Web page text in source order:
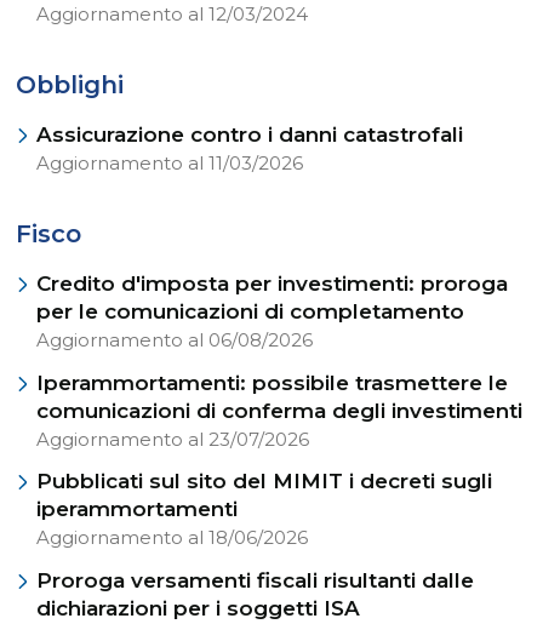
Aggiornamento al 12/03/2024
Obblighi
Assicurazione contro i danni catastrofali
Aggiornamento al 11/03/2026
Fisco
Credito d'imposta per investimenti: proroga
per le comunicazioni di completamento
Aggiornamento al 06/08/2026
Iperammortamenti: possibile trasmettere le
comunicazioni di conferma degli investimenti
Aggiornamento al 23/07/2026
Pubblicati sul sito del MIMIT i decreti sugli
iperammortamenti
Aggiornamento al 18/06/2026
Proroga versamenti fiscali risultanti dalle
dichiarazioni per i soggetti ISA